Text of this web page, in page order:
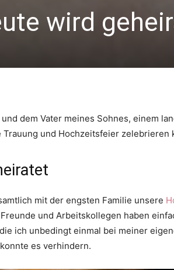
wird
dem Vater meines Sohnes, einem
und Hochzeitsfeier zelebrieren
mit der engsten Familie unsere
und Arbeitskollegen haben
ich unbedingt einmal bei meiner
es verhindern.